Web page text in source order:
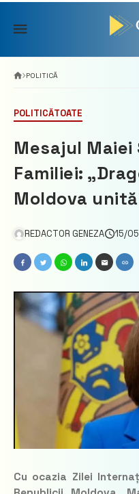
Skip
content
POLITICĂ
POLITICĂTOATE
Mesajul Maiei
Familiei:
Moldova
REDACTOR GENEZA 15/
Cu ocazia Zilei